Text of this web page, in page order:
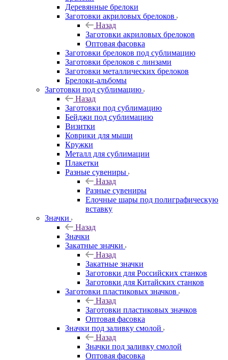
Деревянные брелоки
Заготовки акриловых брелоков
Назад
Заготовки акриловых брелоков
Оптовая фасовка
Заготовки брелоков под сублимацию
Заготовки брелоков с линзами
Заготовки металлических брелоков
Брелоки-альбомы
Заготовки под сублимацию
Назад
Заготовки под сублимацию
Бейджи под сублимацию
Визитки
Коврики для мыши
Кружки
Металл для сублимации
Плакетки
Разные сувениры
Назад
Разные сувениры
Елочные шары под полиграфическую
вставку
Значки
Назад
Значки
Закатные значки
Назад
Закатные значки
Заготовки для Российских станков
Заготовки для Китайских станков
Заготовки пластиковых значков
Назад
Заготовки пластиковых значков
Оптовая фасовка
Значки под заливку смолой
Назад
Значки под заливку смолой
Оптовая фасовка